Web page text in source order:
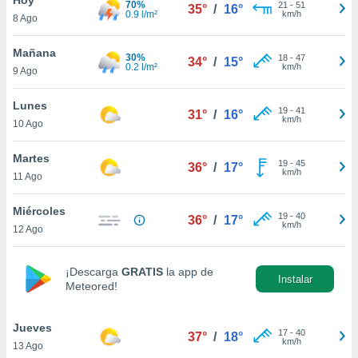
en
más
nuestra
de
aceptar
de
8 Ago
70%
0.9 l/m²
35° / 16° 21 - 51
km/h
Mañana
9 Ago
30%
0.2 l/m²
34° / 15° 18- 47
km/h
Lunes
10 Ago
31° / 16° 19- 41
km/h
Martes
11 Ago
36° / 17° 19- 45
km/h
Miércoles
12 Ago
36° / 17° 19- 40
km/h
¡Descarga GRATIS la app de
Meteored!
Instalar
Jueves
13 Ago
37° / 18° 17- 40
km/h